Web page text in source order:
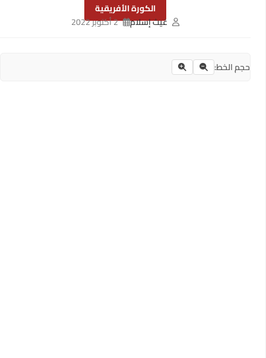
الكورة الأفريقية
غيث إسلام
2 أكتوبر 2022
حجم الخط: